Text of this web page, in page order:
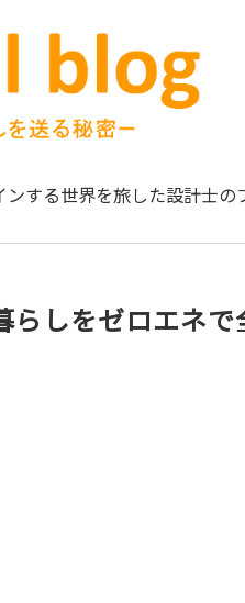
ンする世界を旅した設計士の
らしをゼロエネ